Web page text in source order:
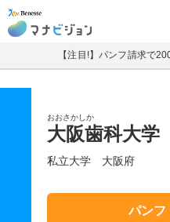
マナビジョン
【注目!】パンフ請求で
おおさかしか
大阪歯科大学
私立大学 大阪府
パンフ